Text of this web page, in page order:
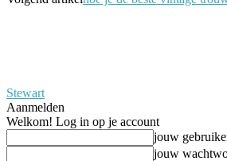
Stewart
Aanmelden
Welkom! Log in op je account
jouw
jouw